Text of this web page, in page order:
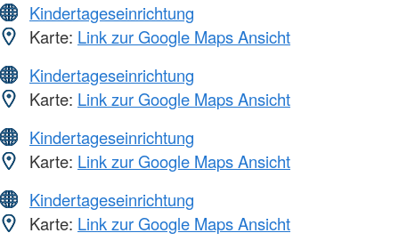
Kindertageseinrichtung
Karte: Link zur Google Maps Ansicht
Kindertageseinrichtung
Karte: Link zur Google Maps Ansicht
Kindertageseinrichtung
Karte: Link zur Google Maps Ansicht
Kindertageseinrichtung
Karte: Link zur Google Maps Ansicht